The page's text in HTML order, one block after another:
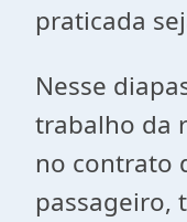
praticada
Nesse
trabalho da
no contrato
passageiro,